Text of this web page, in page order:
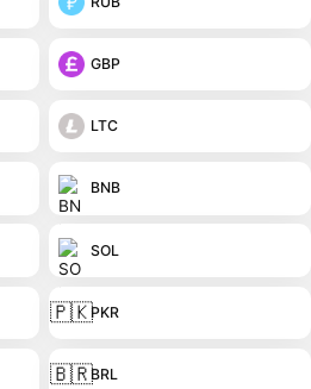
GBP
LTC
BNB
SOL
🇵🇰PKR
🇧🇷BRL